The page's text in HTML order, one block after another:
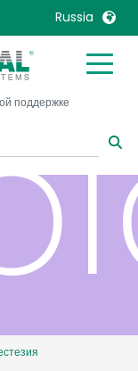
Russia
Italia
Malaysia
Mexico
Nederlands
Russia
поддержке